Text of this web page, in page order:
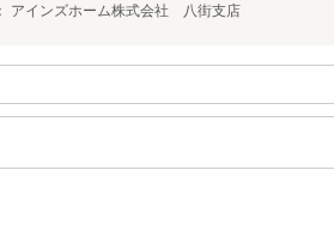
アインズホーム株式会社 八街支店